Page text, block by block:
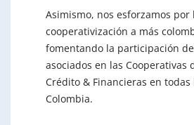
Asimismo, nos esforzamos por
cooperativización a más
fomentando la participación
asociados en las Cooperativas
Crédito & Financieras en
Colombia.